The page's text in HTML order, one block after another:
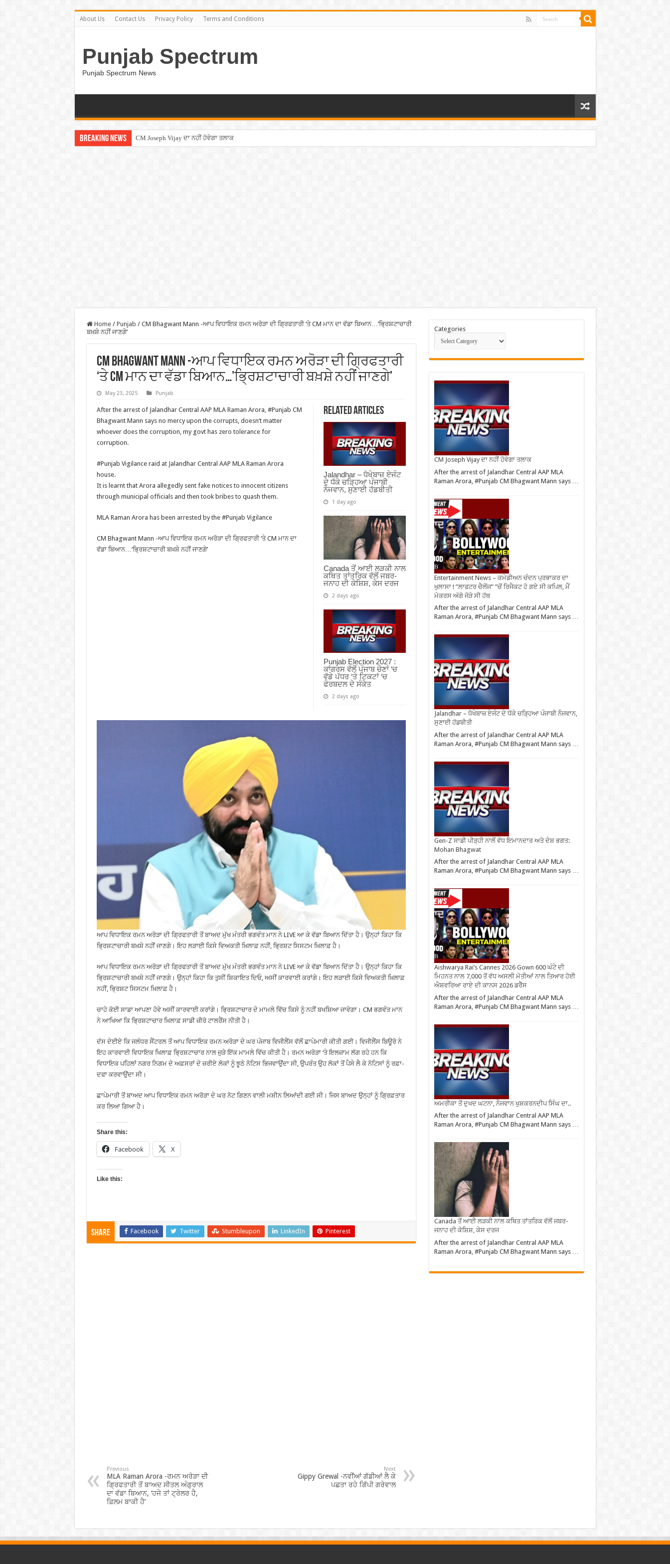
About Us Contact Us Privacy Policy Terms and Conditions
Punjab Spectrum
Punjab Spectrum News
Breaking News CM Joseph Vijay ਦਾ ਨਹੀਂ ਹੋਵੇਗਾ ਤਲਾਕ
Home / Punjab / CM Bhagwant Mann -ਆਪ ਵਿਧਾਇਕ ਰਮਨ ਅਰੋੜਾ ਦੀ ਗ੍ਰਿਫਤਾਰੀ ‘ਤੇ CM ਮਾਨ ਦਾ ਵੱਡਾ ਬਿਆਨ…’ਭ੍ਰਿਸ਼ਟਾਚਾਰੀ
ਬਖ਼ਸ਼ੇ ਨਹੀਂ ਜਾਣਗੇ’
CM Bhagwant Mann -ਆਪ ਵਿਧਾਇਕ ਰਮਨ ਅਰੋੜਾ ਦੀ ਗ੍ਰਿਫਤਾਰੀ
‘ਤੇ CM ਮਾਨ ਦਾ ਵੱਡਾ ਬਿਆਨ…’ਭ੍ਰਿਸ਼ਟਾਚਾਰੀ ਬਖ਼ਸ਼ੇ ਨਹੀਂ ਜਾਣਗੇ’
May 23, 2025 Punjab
Related Articles
Jalandhar – ਧੋਖੇਬਾਜ਼ ਏਜੰਟ
ਦੇ ਧੱਕੇ ਚੜ੍ਹਿਆ ਪੰਜਾਬੀ
ਨੌਜਵਾਨ, ਸੁਣਾਈ ਹੱਡਬੀਤੀ
1 day ago
Canada ਤੋਂ ਆਈ ਲੜਕੀ ਨਾਲ
ਕਥਿਤ ਤਾਂਤਰਿਕ ਵੱਲੋਂ ਜਬਰ-
ਜਨਾਹ ਦੀ ਕੋਸ਼ਿਸ਼, ਕੇਸ ਦਰਜ
2 days ago
Punjab Election 2027 :
ਕਾਂਗਰਸ ਵੱਲੋਂ ਪੰਜਾਬ ਚੋਣਾਂ ‘ਚ
ਵੱਡੇ ਪੱਧਰ ‘ਤੇ ਟਿਕਟਾਂ ‘ਚ
ਫੇਰਬਦਲ ਦੇ ਸੰਕੇਤ
2 days ago
After the arrest of Jalandhar Central AAP MLA Raman Arora, #Punjab CM
Bhagwant Mann says no mercy upon the corrupts, doesn’t matter
whoever does the corruption, my govt has zero tolerance for
corruption.
#Punjab Vigilance raid at Jalandhar Central AAP MLA Raman Arora
house.
It is learnt that Arora allegedly sent fake notices to innocent citizens
through municipal officials and then took bribes to quash them.
MLA Raman Arora has been arrested by the #Punjab Vigilance
CM Bhagwant Mann -ਆਪ ਵਿਧਾਇਕ ਰਮਨ ਅਰੋੜਾ ਦੀ ਗ੍ਰਿਫਤਾਰੀ ‘ਤੇ CM ਮਾਨ ਦਾ
ਵੱਡਾ ਬਿਆਨ…’ਭ੍ਰਿਸ਼ਟਾਚਾਰੀ ਬਖ਼ਸ਼ੇ ਨਹੀਂ ਜਾਣਗੇ’
ਆਪ ਵਿਧਾਇਕ ਰਮਨ ਅਰੋੜਾ ਦੀ ਗ੍ਰਿਫਤਾਰੀ ਤੋਂ ਬਾਅਦ ਮੁੱਖ ਮੰਤਰੀ ਭਗਵੰਤ ਮਾਨ ਨੇ LIVE ਆ ਕੇ ਵੱਡਾ ਬਿਆਨ ਦਿੱਤਾ ਹੈ। ਉਨ੍ਹਾਂ ਕਿਹਾ ਕਿ
ਭ੍ਰਿਸ਼ਟਾਚਾਰੀ ਬਖ਼ਸ਼ੇ ਨਹੀਂ ਜਾਣਗੇ। ਇਹ ਲੜਾਈ ਕਿਸੇ ਵਿਅਕਤੀ ਖ਼ਿਲਾਫ਼ ਨਹੀਂ, ਭ੍ਰਿਸ਼ਟ ਸਿਸਟਮ ਖ਼ਿਲਾਫ਼ ਹੈ।
ਆਪ ਵਿਧਾਇਕ ਰਮਨ ਅਰੋੜਾ ਦੀ ਗ੍ਰਿਫਤਾਰੀ ਤੋਂ ਬਾਅਦ ਮੁੱਖ ਮੰਤਰੀ ਭਗਵੰਤ ਮਾਨ ਨੇ LIVE ਆ ਕੇ ਵੱਡਾ ਬਿਆਨ ਦਿੱਤਾ ਹੈ। ਉਨ੍ਹਾਂ ਕਿਹਾ ਕਿ
ਭ੍ਰਿਸ਼ਟਾਚਾਰੀ ਬਖ਼ਸ਼ੇ ਨਹੀਂ ਜਾਣਗੇ। ਉਨ੍ਹਾਂ ਕਿਹਾ ਕਿ ਤੁਸੀਂ ਸ਼ਿਕਾਇਤ ਦਿਓ, ਅਸੀਂ ਕਾਰਵਾਈ ਕਰਾਂਗੇ। ਇਹ ਲੜਾਈ ਕਿਸੇ ਵਿਅਕਤੀ ਖ਼ਿਲਾਫ਼
ਨਹੀਂ, ਭ੍ਰਿਸ਼ਟ ਸਿਸਟਮ ਖ਼ਿਲਾਫ਼ ਹੈ।
ਚਾਹੇ ਕੋਈ ਸਾਡਾ ਆਪਣਾ ਹੋਵੇ ਅਸੀਂ ਕਾਰਵਾਈ ਕਰਾਂਗੇ। ਭ੍ਰਿਸ਼ਟਾਚਾਰ ਦੇ ਮਾਮਲੇ ਵਿੱਚ ਕਿਸੇ ਨੂੰ ਨਹੀਂ ਬਖਸ਼ਿਆ ਜਾਵੇਗਾ। CM ਭਗਵੰਤ ਮਾਨ
ਨੇ ਆਖਿਆ ਕਿ ਭ੍ਰਿਸ਼ਟਾਚਾਰ ਖ਼ਿਲਾਫ਼ ਸਾਡੀ ਜ਼ੀਰੋ ਟਾਲਰੈਂਸ ਨੀਤੀ ਹੈ।
ਦੱਸ ਦੇਈਏ ਕਿ ਜਲੰਧਰ ਸੈਂਟਰਲ ਤੋਂ ਆਪ ਵਿਧਾਇਕ ਰਮਨ ਅਰੋੜਾ ਦੇ ਘਰ ਪੰਜਾਬ ਵਿਜੀਲੈਂਸ ਵੱਲੋਂ ਛਾਪੇਮਾਰੀ ਕੀਤੀ ਗਈ। ਵਿਜੀਲੈਂਸ ਬਿਊਰੋ ਨੇ
ਇਹ ਕਾਰਵਾਈ ਵਿਧਾਇਕ ਖਿਲਾਫ਼ ਭ੍ਰਿਸ਼ਟਾਚਾਰ ਨਾਲ ਜੁੜੇ ਇੱਕ ਮਾਮਲੇ ਵਿੱਚ ਕੀਤੀ ਹੈ। ਰਮਨ ਅਰੋੜਾ ‘ਤੇ ਇਲਜ਼ਾਮ ਲੱਗ ਰਹੇ ਹਨ ਕਿ
ਵਿਧਾਇਕ ਪਹਿਲਾਂ ਨਗਰ ਨਿਗਮ ਦੇ ਅਫ਼ਸਰਾਂ ਦੇ ਜ਼ਰੀਏ ਲੋਕਾਂ ਨੂੰ ਝੂਠੇ ਨੋਟਿਸ ਭਿਜਵਾਉਂਦਾ ਸੀ, ਉਪਰੰਤ ਉਹ ਲੋਕਾਂ ਤੋਂ ਪੈਸੇ ਲੈ ਕੇ ਨੋਟਿਸਾਂ ਨੂੰ ਰਫ਼ਾ-
ਦਫਾ ਕਰਵਾਉਂਦਾ ਸੀ।
ਛਾਪੇਮਾਰੀ ਤੋਂ ਬਾਅਦ ਆਪ ਵਿਧਾਇਕ ਰਮਨ ਅਰੋੜਾ ਦੇ ਘਰ ਨੋਟ ਗਿਣਨ ਵਾਲੀ ਮਸ਼ੀਨ ਲਿਆਂਦੀ ਗਈ ਸੀ। ਜਿਸ ਬਾਅਦ ਉਨ੍ਹਾਂ ਨੂੰ ਗ੍ਰਿਫ਼ਤਾਰ
ਕਰ ਲਿਆ ਗਿਆ ਹੈ।
Share this:
Facebook X
Like this:
Share Facebook Twitter Stumbleupon LinkedIn Pinterest
Previous
MLA Raman Arora -ਰਮਨ ਅਰੋੜਾ ਦੀ
ਗ੍ਰਿਫਤਾਰੀ ਤੋਂ ਬਾਅਦ ਸੀਤਲ ਅੰਗੁਰਾਲ
ਦਾ ਵੱਡਾ ਬਿਆਨ, ‘ਹਜੇ ਤਾਂ ਟ੍ਰੇਲਰ ਹੈ,
ਫ਼ਿਲਮ ਬਾਕੀ ਹੈ’
Next
Gippy Grewal -ਨਵੀਂਆਂ ਗੱਡੀਆਂ ਲੈ ਕੇ
ਪਛਤਾ ਰਹੇ ਗਿੱਪੀ ਗਰੇਵਾਲ
Categories
CM Joseph Vijay ਦਾ ਨਹੀਂ ਹੋਵੇਗਾ ਤਲਾਕ
After the arrest of Jalandhar Central AAP MLA
Raman Arora, #Punjab CM Bhagwant Mann says …
Entertainment News – ਕਮੇਡੀਅਨ ਚੰਦਨ ਪ੍ਰਭਾਕਰ ਦਾ
ਖੁਲਾਸਾ ! ”ਲਾਫਟਰ ਚੈਲੇਂਜ” ”ਚੋਂ ਰਿਜੈਕਟ ਹੋ ਗਏ ਸੀ ਕਪਿਲ, ਮੈਂ
ਮੇਕਰਸ ਅੱਗੇ ਜੋੜੇ ਸੀ ਹੱਥ
After the arrest of Jalandhar Central AAP MLA
Raman Arora, #Punjab CM Bhagwant Mann says …
Jalandhar – ਧੋਖੇਬਾਜ਼ ਏਜੰਟ ਦੇ ਧੱਕੇ ਚੜ੍ਹਿਆ ਪੰਜਾਬੀ ਨੌਜਵਾਨ,
ਸੁਣਾਈ ਹੱਡਬੀਤੀ
After the arrest of Jalandhar Central AAP MLA
Raman Arora, #Punjab CM Bhagwant Mann says …
Gen-Z ਸਾਡੀ ਪੀੜ੍ਹੀ ਨਾਲੋਂ ਵੱਧ ਇਮਾਨਦਾਰ ਅਤੇ ਦੇਸ਼ ਭਗਤ:
Mohan Bhagwat
After the arrest of Jalandhar Central AAP MLA
Raman Arora, #Punjab CM Bhagwant Mann says …
Aishwarya Rai’s Cannes 2026 Gown 600 ਘੰਟੇ ਦੀ
ਮਿਹਨਤ ਨਾਲ 7,000 ਤੋਂ ਵੱਧ ਅਸਲੀ ਮੋਤੀਆਂ ਨਾਲ ਤਿਆਰ ਹੋਈ
ਐਸ਼ਵਰਿਆ ਰਾਏ ਦੀ ਕਾਨਸ 2026 ਡਰੈੱਸ
After the arrest of Jalandhar Central AAP MLA
Raman Arora, #Punjab CM Bhagwant Mann says …
ਅਮਰੀਕਾ ਤੋਂ ਦੁਖਦ ਘਟਨਾ, ਨੌਜਵਾਨ ਖੁਸ਼ਕਰਨਦੀਪ ਸਿੰਘ ਦਾ..
After the arrest of Jalandhar Central AAP MLA
Raman Arora, #Punjab CM Bhagwant Mann says …
Canada ਤੋਂ ਆਈ ਲੜਕੀ ਨਾਲ ਕਥਿਤ ਤਾਂਤਰਿਕ ਵੱਲੋਂ ਜਬਰ-
ਜਨਾਹ ਦੀ ਕੋਸ਼ਿਸ਼, ਕੇਸ ਦਰਜ
After the arrest of Jalandhar Central AAP MLA
Raman Arora, #Punjab CM Bhagwant Mann says …